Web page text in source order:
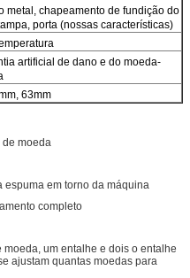
metal, chapeamento de fundição do
porta (nossas características)
artificial de dano e do moeda-
63mm
de moeda
em torno da máquina
completo
um entalhe e dois o entalhe
ajustam quantas moedas para